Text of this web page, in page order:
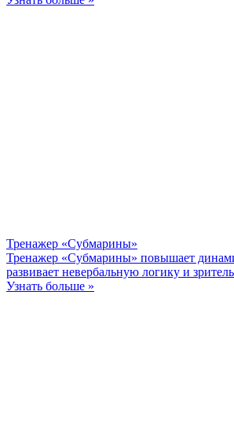
Тренажер «Субмарины»
Тренажер «Субмарины» повышает
развивает невербальную логику и
Узнать больше »